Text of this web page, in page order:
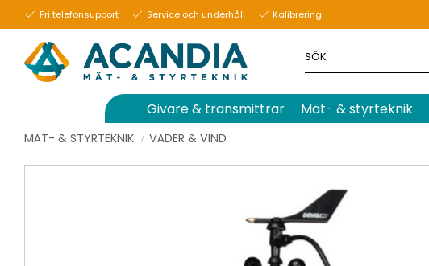
Fri telefonsupport Service och underhåll Kalibrering
Givare & transmittrar Mät- & styrteknik
MÄT- & STYRTEKNIK VÄDER & VIND